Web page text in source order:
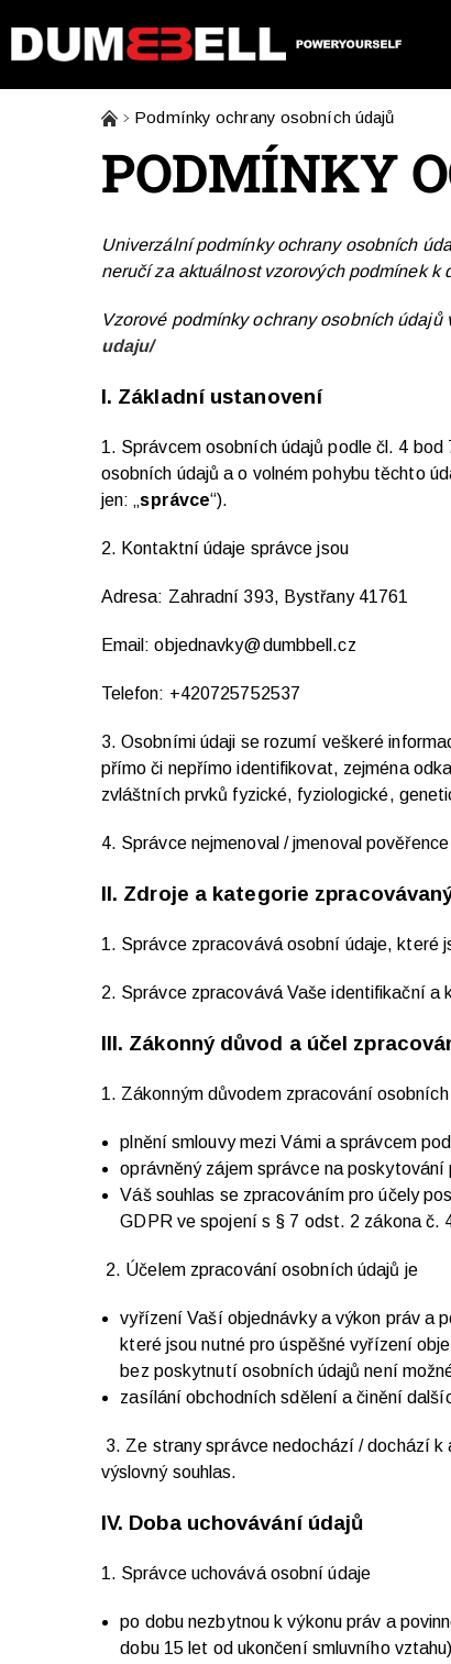
Podmínky ochrany osobních údajů
PODMÍNKY
Univerzální podmínky ochrany osobních
neručí za aktuálnost vzorových podmínek k
Vzorové podmínky ochrany osobních
udaju/
I. Základní ustanovení
1. Správcem osobních údajů podle čl. 4
osobních údajů a o volném pohybu těchto
jen: „správce“).
2. Kontaktní údaje správce jsou
Adresa: Zahradní 393, Bystřany 41761
Email: objednavky@dumbbell.cz
Telefon: +420725752537
3. Osobními údaji se rozumí veškeré
přímo či nepřímo identifikovat, zejména
zvláštních prvků fyzické, fyziologické,
4. Správce nejmenoval / jmenoval
II. Zdroje a kategorie
1. Správce zpracovává osobní údaje, které
2. Správce zpracovává Vaše identifikační a
III. Zákonný důvod a účel
1. Zákonným důvodem zpracování osobních
plnění smlouvy mezi Vámi a správcem
oprávněný zájem správce na
Váš souhlas se zpracováním pro účely
GDPR ve spojení s § 7 odst. 2 zákona č.
2. Účelem zpracování osobních údajů je
vyřízení Vaší objednávky a výkon práv a
které jsou nutné pro úspěšné vyřízení
bez poskytnutí osobních údajů není
zasílání obchodních sdělení a činění
3. Ze strany správce nedochází / dochází
výslovný souhlas.
IV. Doba uchovávání údajů
1. Správce uchovává osobní údaje
po dobu nezbytnou k výkonu práv a
dobu 15 let od ukončení smluvního